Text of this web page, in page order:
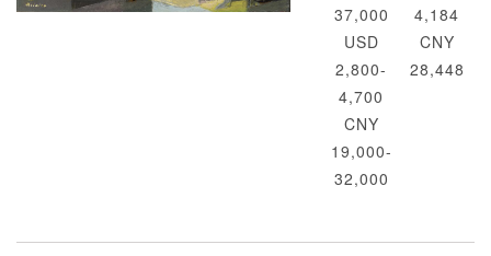
37,000
USD
2,800-
4,700
CNY
19,000-
32,000
4,184
CNY
28,448